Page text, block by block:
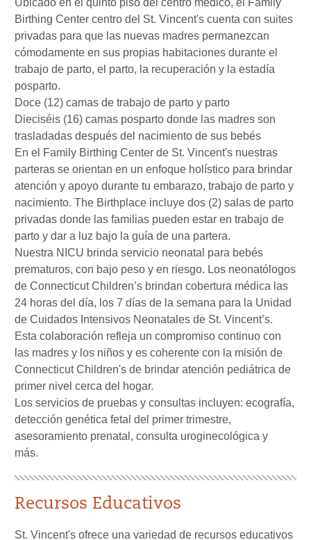
Ubicado en el quinto piso del centro médico, el Family
Birthing Center centro del St. Vincent's cuenta con suites
privadas para que las nuevas madres permanezcan
cómodamente en sus propias habitaciones durante el
trabajo de parto, el parto, la recuperación y la estadía
posparto.
Doce (12) camas de trabajo de parto y parto
Dieciséis (16) camas posparto donde las madres son
trasladadas después del nacimiento de sus bebés
En el Family Birthing Center de St. Vincent's nuestras
parteras se orientan en un enfoque holístico para brindar
atención y apoyo durante tu embarazo, trabajo de parto y
nacimiento. The Birthplace incluye dos (2) salas de parto
privadas donde las familias pueden estar en trabajo de
parto y dar a luz bajo la guía de una partera.
Nuestra NICU brinda servicio neonatal para bebés
prematuros, con bajo peso y en riesgo. Los neonatólogos
de Connecticut Children’s brindan cobertura médica las
24 horas del día, los 7 días de la semana para la Unidad
de Cuidados Intensivos Neonatales de St. Vincent’s.
Esta colaboración refleja un compromiso continuo con
las madres y los niños y es coherente con la misión de
Connecticut Children's de brindar atención pediátrica de
primer nivel cerca del hogar.
Los servicios de pruebas y consultas incluyen: ecografía,
detección genética fetal del primer trimestre,
asesoramiento prenatal, consulta uroginecológica y
más.
Recursos Educativos
St. Vincent's ofrece una variedad de recursos educativos